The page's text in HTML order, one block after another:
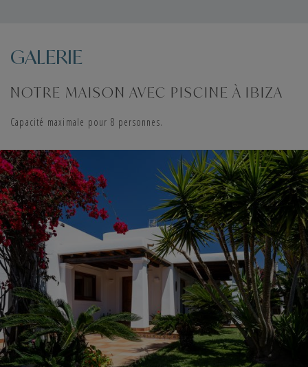
GALERIE
NOTRE MAISON AVEC PISCINE À IBIZA
Capacité maximale pour 8 personnes.